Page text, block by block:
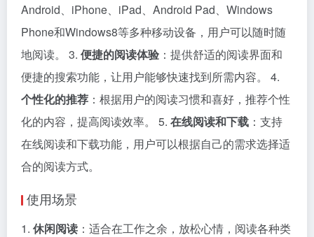
Android、iPhone、iPad、Android Pad、Windows
Phone和Windows8等多种移动设备，用户可以随时随
地阅读。 3. 便捷的阅读体验 ：提供舒适的阅读界面和
便捷的搜索功能，让用户能够快速找到所需内容。 4.
个性化的推荐 ：根据用户的阅读习惯和喜好，推荐个性
化的内容，提高阅读效率。 5. 在线阅读和下载 ：支持
在线阅读和下载功能，用户可以根据自己的需求选择适
合的阅读方式。
使用场景
1. 休闲阅读 ：适合在工作之余，放松心情，阅读各种类